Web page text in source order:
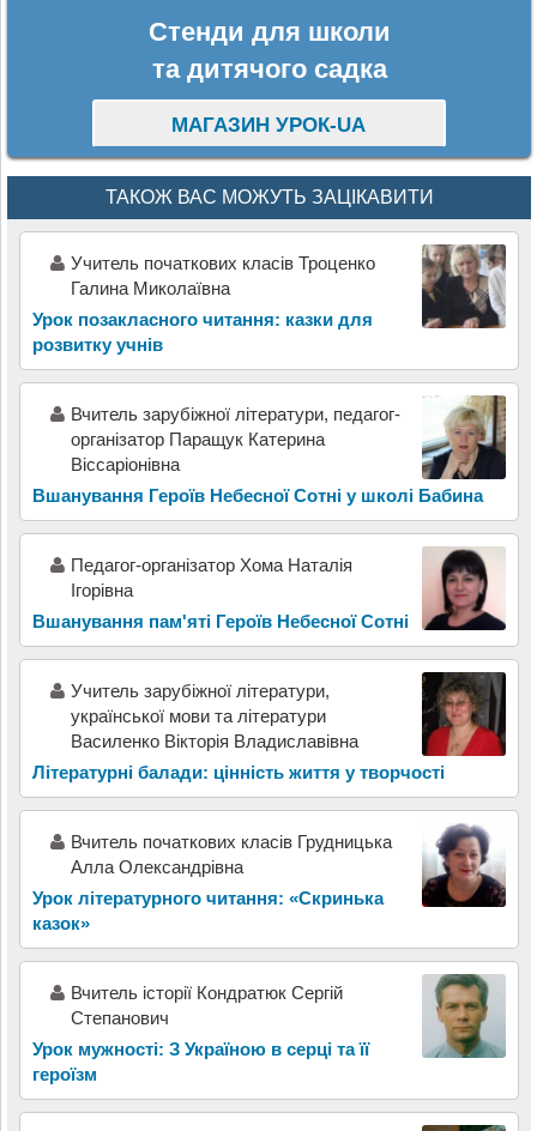
Стенди для школи
та дитячого садка
МАГАЗИН УРОК-UA
ТАКОЖ ВАС МОЖУТЬ ЗАЦІКАВИТИ
Учитель початкових класів Троценко
Галина Миколаївна
Урок позакласного читання: казки для
розвитку учнів
Вчитель зарубіжної літератури, педагог-
організатор Паращук Катерина
Віссаріонівна
Вшанування Героїв Небесної Сотні у школі Бабина
Педагог-організатор Хома Наталія
Ігорівна
Вшанування пам'яті Героїв Небесної Сотні
Учитель зарубіжної літератури,
української мови та літератури
Василенко Вікторія Владиславівна
Літературні балади: цінність життя у творчості
Вчитель початкових класів Грудницька
Алла Олександрівна
Урок літературного читання: «Скринька
казок»
Вчитель історії Кондратюк Сергій
Степанович
Урок мужності: З Україною в серці та її
героїзм